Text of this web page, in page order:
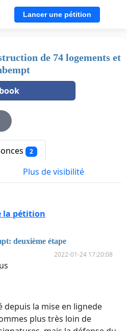
Lancer une pétition
de 74 logements et
2
Plus de visibilité
la pétition
deuxième étape
2022-01-24 17:20:08
depuis la mise en lignede
plus très loin de